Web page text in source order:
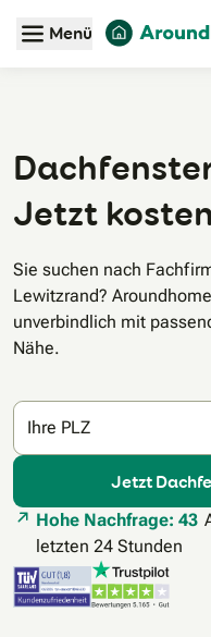
Menü
Jetzt
Sie suchen nach
Lewitzrand?
unverbindlich mit
Nähe.
Ihre PLZ
Jetzt
Hohe Nachfrage: 43
letzten 24 Stunden